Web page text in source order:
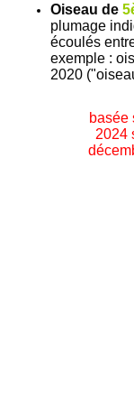
Oiseau de
plumage
écoulés
exemple :
2020
basée
2024